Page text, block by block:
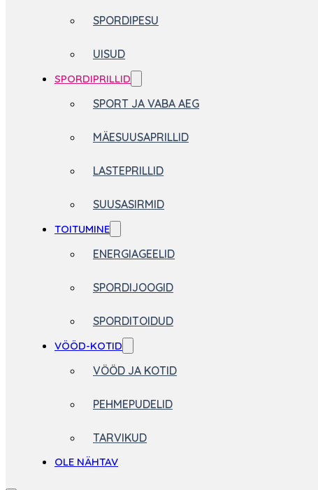
SPORDIPESU
UISUD
SPORDIPRILLID
SPORT JA VABA AEG
MÄESUUSAPRILLID
LASTEPRILLID
SUUSASIRMID
TOITUMINE
ENERGIAGEELID
SPORDIJOOGID
SPORDITOIDUD
VÖÖD-KOTID
VÖÖD JA KOTID
PEHMEPUDELID
TARVIKUD
OLE NÄHTAV